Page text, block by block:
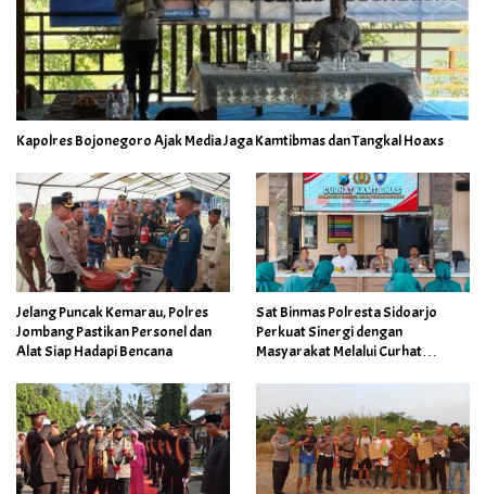
Kapolres Bojonegoro Ajak Media Jaga Kamtibmas dan Tangkal Hoaxs
Jelang Puncak Kemarau, Polres
Jombang Pastikan Personel dan
Alat Siap Hadapi Bencana
Sat Binmas Polresta Sidoarjo
Perkuat Sinergi dengan
Masyarakat Melalui Curhat